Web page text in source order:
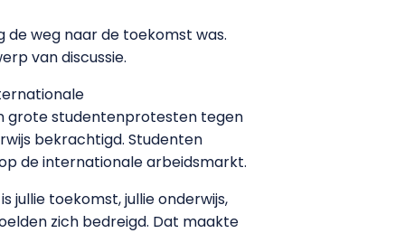
de weg naar de toekomst was.
van discussie.
grote studentenprotesten tegen
bekrachtigd. Studenten
de internationale arbeidsmarkt.
jullie toekomst, jullie onderwijs,
zich bedreigd. Dat maakte